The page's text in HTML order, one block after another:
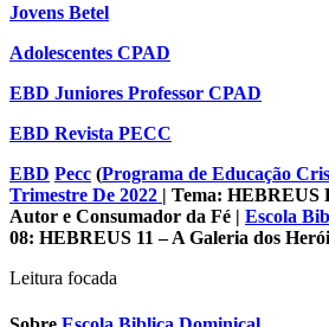
Jovens Betel
Adolescentes CPAD
EBD Juniores Professor CPAD
EBD Revista PECC
EBD Pecc (Programa de Educação
Trimestre De 2022 | Tema: HEBREUS
Autor e Consumador da Fé | Escola
08: HEBREUS 11 – A Galeria dos
Leitura focada